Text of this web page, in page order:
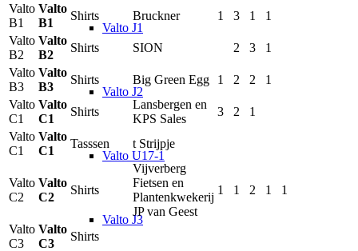
Valto J1
Valto J2
Valto U17-1
Valto J3
Valto
B1
Valto
B1
Shirts Bruckner 1 3 1
1
Valto
B2
Valto
B2
Shirts SION 2 3
1
Valto
B3
Valto
B3
Shirts Big Green Egg 1 2 2
1
Valto
C1
Valto
C1
Shirts
Lansbergen en
KPS Sales
3 2
1
Valto
C1
Valto
C1
Tasssen t Strijpje
Valto
C2
Valto
C2
Shirts
Vijverberg
Fietsen en
Plantenkwekerij
JP van Geest
1 1 2 1 1
Valto
C3
Valto
C3
Shirts